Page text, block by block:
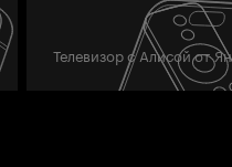
Телевизор с Алисой от